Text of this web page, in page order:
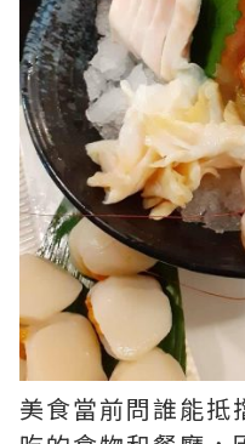
美食當前問誰能抵